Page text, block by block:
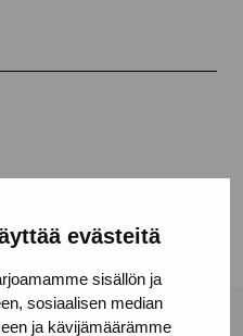
evästeitä
sisällön ja
sosiaalisen median
ja kävijämäärämme